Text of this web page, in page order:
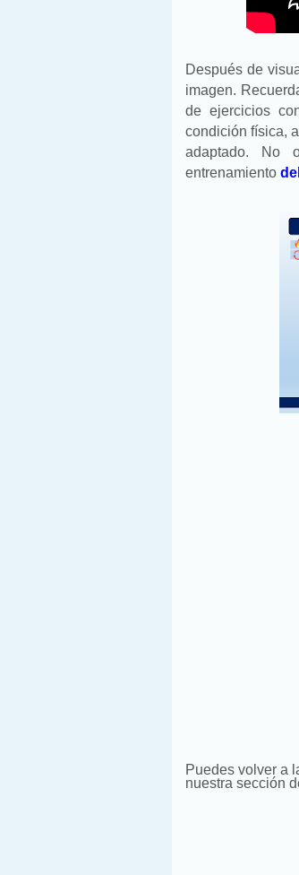
Después de
imagen.
de ejercicios
condición física,
adaptado. No
entrenamiento
Puedes volver a
nuestra sección